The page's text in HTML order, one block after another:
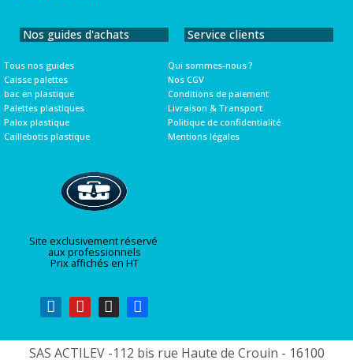
Nos guides d'achats
Tous nos guides
Caisse palettes
bac en plastique
Palettes plastiques
Palox plastique
Caillebotis plastique
Service clients
Qui sommes-nous ?
Nos CGV
Conditions de paiement
Livraison & Transport
Politique de confidentialité
Mentions légales
Site exclusivement réservé
aux professionnels
Prix affichés en HT
SAS ACTILEV -112 bis rue Haute de Crouin - 16100